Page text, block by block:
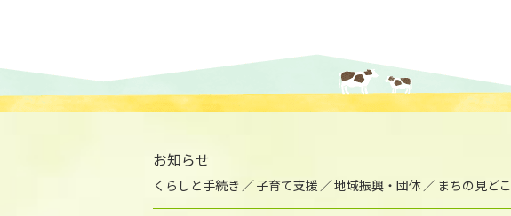
お知らせ
くらしと手続き 子育て支援 地域振興・団体 まちの見ど